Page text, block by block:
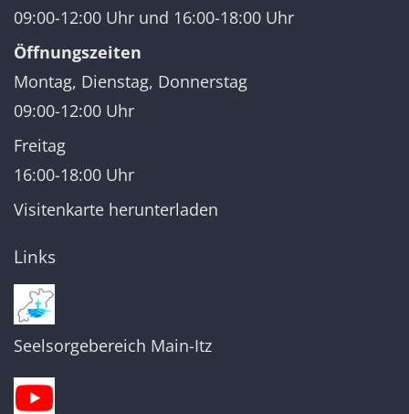
09:00-12:00 Uhr und 16:00-18:00 Uhr
Öffnungszeiten
Montag, Dienstag, Donnerstag
09:00-12:00 Uhr
Freitag
16:00-18:00 Uhr
Visitenkarte herunterladen
Links
Seelsorgebereich Main-Itz